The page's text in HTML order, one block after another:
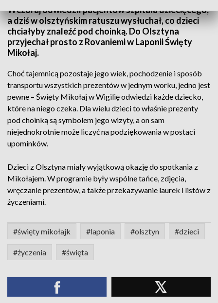
Wczoraj odwiedził pacjentów szpitala dziecięcego,
a dziś w olsztyńskim ratuszu wysłuchał, co dzieci
chciałyby znaleźć pod choinką. Do Olsztyna
przyjechał prosto z Rovaniemi w Laponii Święty
Mikołaj.
Choć tajemnicą pozostaje jego wiek, pochodzenie i sposób
transportu wszystkich prezentów w jednym worku, jedno jest
pewne – Święty Mikołaj w Wigilię odwiedzi każde dziecko,
które na niego czeka. Dla wielu dzieci to właśnie prezenty
pod choinką są symbolem jego wizyty, a on sam
niejednokrotnie może liczyć na podziękowania w postaci
upominków.
Dzieci z Olsztyna miały wyjątkową okazję do spotkania z
Mikołajem. W programie były wspólne tańce, zdjęcia,
wręczanie prezentów, a także przekazywanie laurek i listów z
życzeniami.
#święty mikołajk #laponia #olsztyn #dzieci
#życzenia #święta